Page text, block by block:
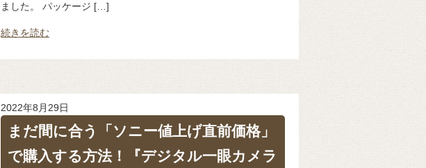
ました。 パッケージ […]
続きを読む
2022年8月29日
まだ間に合う「ソニー値上げ直前価格」
で購入する方法！『デジタル一眼カメラ